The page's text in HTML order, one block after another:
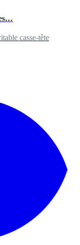
casse-tête